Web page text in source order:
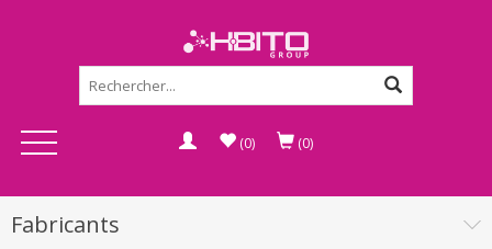
(0) (0)
Fabricants